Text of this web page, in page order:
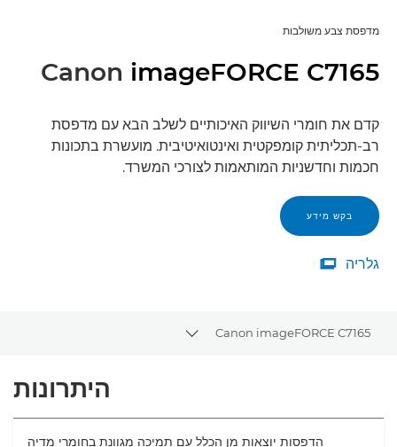
מדפסת צבע משולבות
Canon imageFORCE C7165
קדם את חומרי השיווק האיכותיים לשלב הבא עם מדפסת
רב-תכליתית קומפקטית ואינטואיטיבית. מועשרת בתכונות
חכמות וחדשניות המותאמות לצורכי המשרד.
בקש מידע
גלריה
גלריה

Canon imageFORCE C7165
Toggle breadcrumbs
מפרטים
היתרונות
הדפסות יוצאות מן הכלל עם תמיכה מגוונת בחומרי מדיה